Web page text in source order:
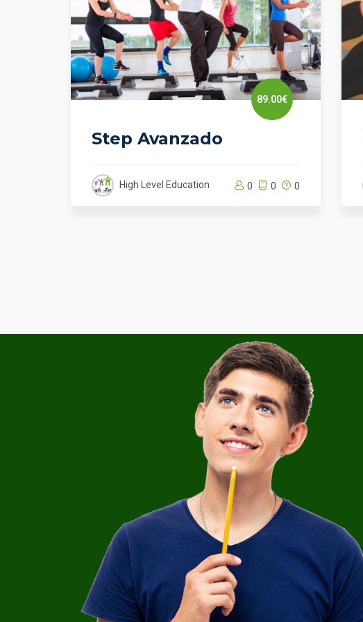
89.00€
Step Avanzado
High Level Education 0 0 0